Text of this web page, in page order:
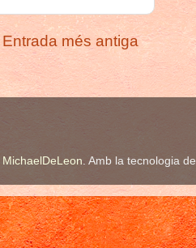
Entrada més antiga
MichaelDeLeon. Amb la tecnologia de